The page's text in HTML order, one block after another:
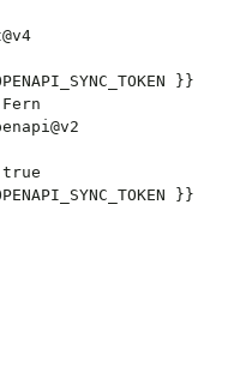
}}
}}